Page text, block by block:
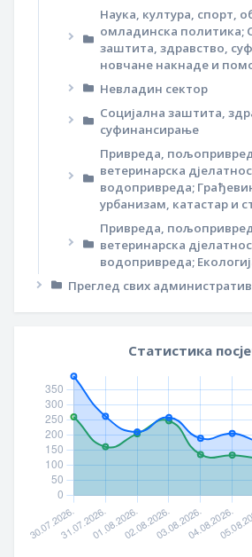
Наука, култура, спорт,
омладинска политика;
заштита, здравство,
новчане накнаде и
Невладин сектор
Социјална заштита,
суфинансирање
Привреда,
ветеринарска
водопривреда;
урбанизам, катастар и
Привреда,
ветеринарска
водопривреда;
Преглед свих
Статистика